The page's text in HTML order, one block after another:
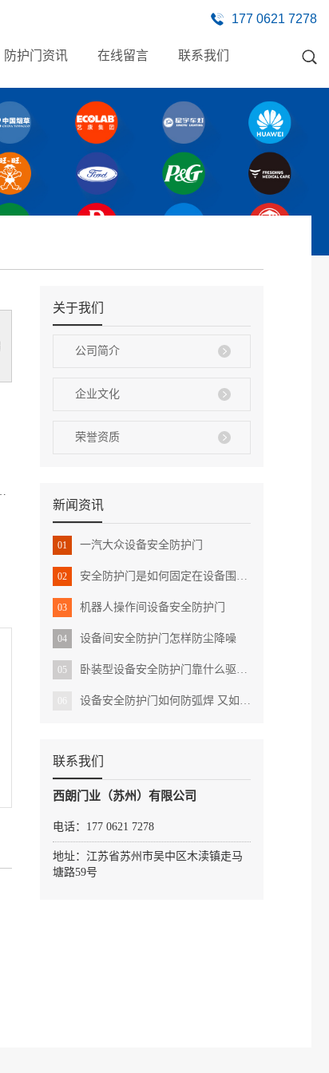
177 0621 7278
防护门资讯 在线留言 联系我们
关于我们
公司简介
企业文化
荣誉资质
新闻资讯
01 一汽大众设备安全防护门
02 安全防护门是如何固定在设备围栏上的 有哪些作用
03 机器人操作间设备安全防护门
04 设备间安全防护门怎样防尘降噪
05 卧装型设备安全防护门靠什么驱动 安装使用有哪些注意点
设备安全防护门如何防弧焊 又如何满足各种设备要求的
联系我们
西朗门业（苏州）有限公司
电话：177 0621 7278
地址：江苏省苏州市吴中区木渎镇走马
塘路59号